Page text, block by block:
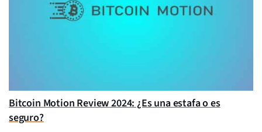
Bitcoin Motion Review 2024: ¿Es una estafa o es
seguro?